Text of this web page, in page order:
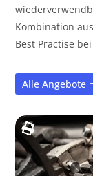
Kombination
Best Practise
Alle Angebote